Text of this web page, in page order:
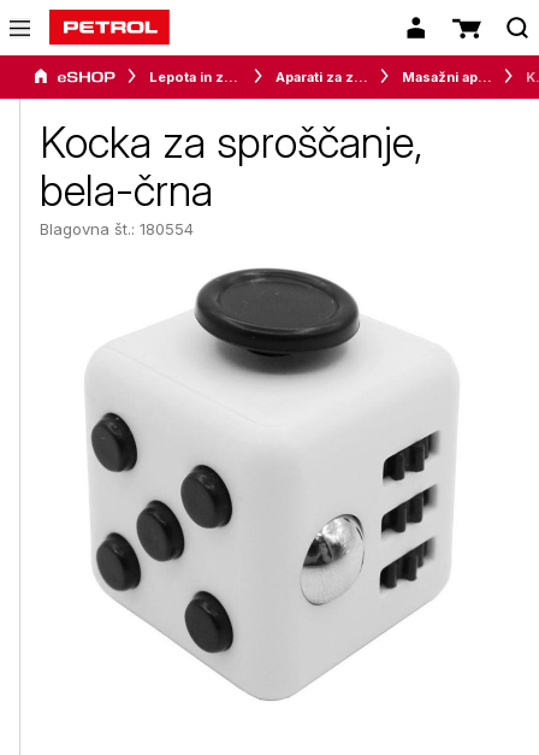
Lepota in zdravje Aparati za zdravje Masažni aparati
Kocka za sproščanje,
bela-črna
Blagovna št.: 180554